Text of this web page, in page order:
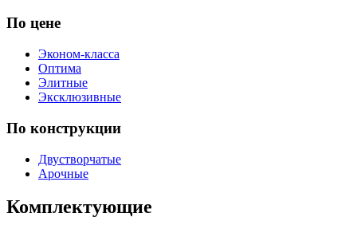
По цене
Эконом-класса
Оптима
Элитные
Эксклюзивные
По конструкции
Двустворчатые
Арочные
Комплектующие